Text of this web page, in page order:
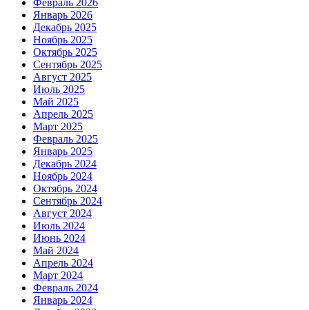
Февраль 2026
Январь 2026
Декабрь 2025
Ноябрь 2025
Октябрь 2025
Сентябрь 2025
Август 2025
Июль 2025
Май 2025
Апрель 2025
Март 2025
Февраль 2025
Январь 2025
Декабрь 2024
Ноябрь 2024
Октябрь 2024
Сентябрь 2024
Август 2024
Июль 2024
Июнь 2024
Май 2024
Апрель 2024
Март 2024
Февраль 2024
Январь 2024